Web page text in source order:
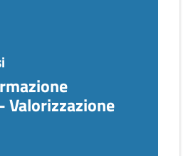
Valorizzazione